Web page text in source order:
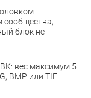
сообщества,
блок не
вес максимум 5
BMP или TIF.